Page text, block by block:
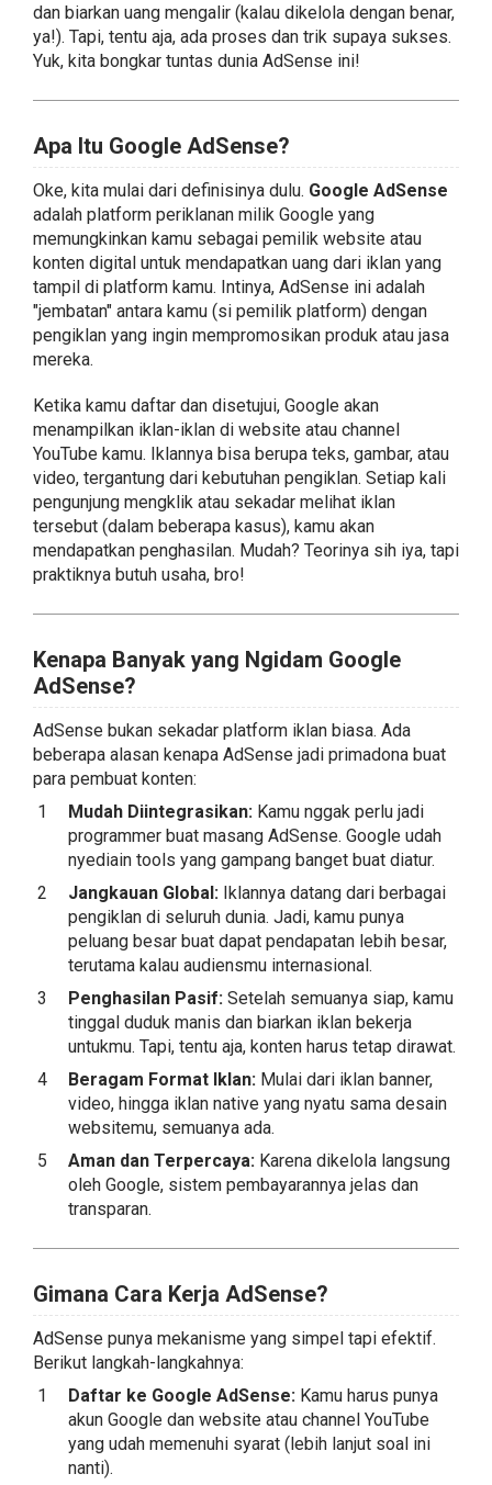
dan biarkan uang mengalir (kalau dikelola dengan benar,
ya!). Tapi, tentu aja, ada proses dan trik supaya sukses.
Yuk, kita bongkar tuntas dunia AdSense ini!
Apa Itu Google AdSense?
Oke, kita mulai dari definisinya dulu. Google AdSense
adalah platform periklanan milik Google yang
memungkinkan kamu sebagai pemilik website atau
konten digital untuk mendapatkan uang dari iklan yang
tampil di platform kamu. Intinya, AdSense ini adalah
"jembatan" antara kamu (si pemilik platform) dengan
pengiklan yang ingin mempromosikan produk atau jasa
mereka.
Ketika kamu daftar dan disetujui, Google akan
menampilkan iklan-iklan di website atau channel
YouTube kamu. Iklannya bisa berupa teks, gambar, atau
video, tergantung dari kebutuhan pengiklan. Setiap kali
pengunjung mengklik atau sekadar melihat iklan
tersebut (dalam beberapa kasus), kamu akan
mendapatkan penghasilan. Mudah? Teorinya sih iya, tapi
praktiknya butuh usaha, bro!
Kenapa Banyak yang Ngidam Google
AdSense?
AdSense bukan sekadar platform iklan biasa. Ada
beberapa alasan kenapa AdSense jadi primadona buat
para pembuat konten:
Mudah Diintegrasikan: Kamu nggak perlu jadi
programmer buat masang AdSense. Google udah
nyediain tools yang gampang banget buat diatur.
Jangkauan Global: Iklannya datang dari berbagai
pengiklan di seluruh dunia. Jadi, kamu punya
peluang besar buat dapat pendapatan lebih besar,
terutama kalau audiensmu internasional.
Penghasilan Pasif: Setelah semuanya siap, kamu
tinggal duduk manis dan biarkan iklan bekerja
untukmu. Tapi, tentu aja, konten harus tetap dirawat.
Beragam Format Iklan: Mulai dari iklan banner,
video, hingga iklan native yang nyatu sama desain
websitemu, semuanya ada.
Aman dan Terpercaya: Karena dikelola langsung
oleh Google, sistem pembayarannya jelas dan
transparan.
Gimana Cara Kerja AdSense?
AdSense punya mekanisme yang simpel tapi efektif.
Berikut langkah-langkahnya:
Daftar ke Google AdSense: Kamu harus punya
akun Google dan website atau channel YouTube
yang udah memenuhi syarat (lebih lanjut soal ini
nanti).